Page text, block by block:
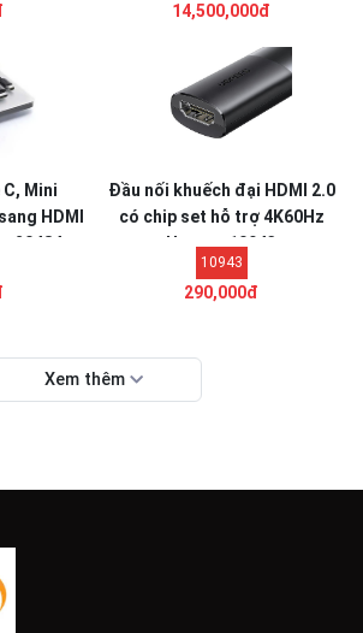
14,500,000đ
C, Mini
HDMI
20484
Đầu nối khuếch đại HDMI 2.0
có chip set hỗ trợ 4K60Hz
Ugreen 10943
10943
290,000đ
Xem thêm